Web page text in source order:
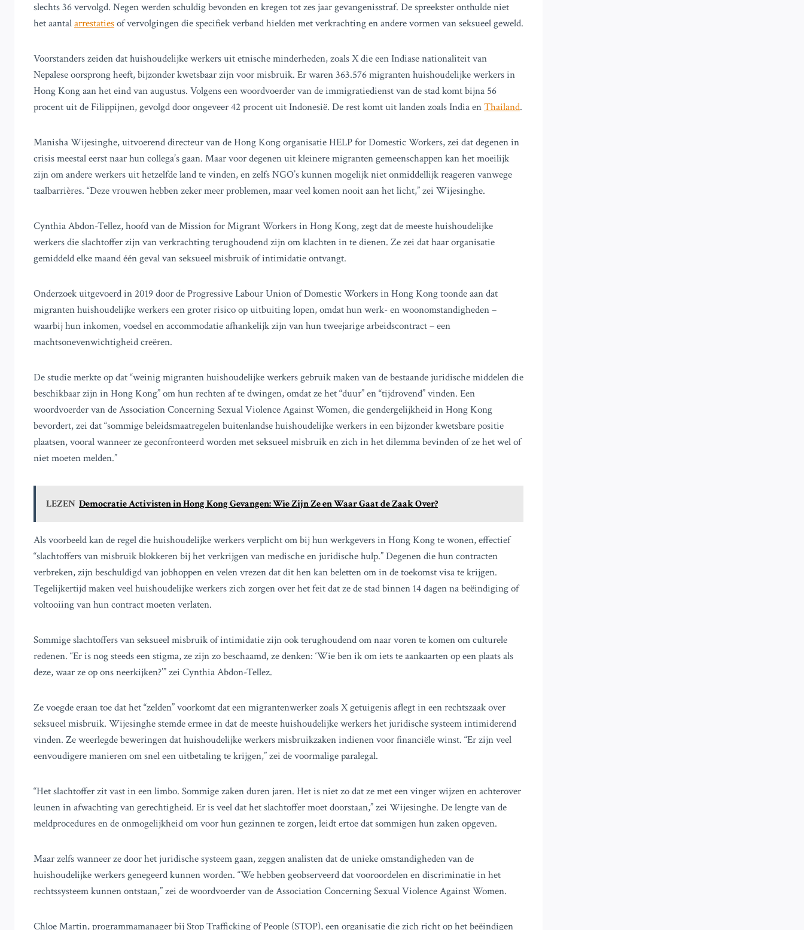
slechts 36 vervolgd. Negen werden schuldig bevonden en kregen tot zes jaar gevangenisstraf. De spreekster onthulde niet
het aantalarrestatiesof vervolgingen die specifiek verband hielden met verkrachting en andere vormen van seksueel geweld.
Voorstanders zeiden dat huishoudelijke werkers uit etnische minderheden, zoals X die een Indiase nationaliteit van
Nepalese oorsprong heeft, bijzonder kwetsbaar zijn voor misbruik. Er waren 363.576 migranten huishoudelijke werkers in
Hong Kong aan het eind van augustus. Volgens een woordvoerder van de immigratiedienst van de stad komt bijna 56
procent uit de Filippijnen, gevolgd door ongeveer 42 procent uit Indonesië. De rest komt uit landen zoals India enThailand.
Manisha Wijesinghe, uitvoerend directeur van de Hong Kong organisatie HELP for Domestic Workers, zei dat degenen in
crisis meestal eerst naar hun collega’s gaan. Maar voor degenen uit kleinere migranten gemeenschappen kan het moeilijk
zijn om andere werkers uit hetzelfde land te vinden, en zelfs NGO’s kunnen mogelijk niet onmiddellijk reageren vanwege
taalbarrières. “Deze vrouwen hebben zeker meer problemen, maar veel komen nooit aan het licht,” zei Wijesinghe.
Cynthia Abdon-Tellez, hoofd van de Mission for Migrant Workers in Hong Kong, zegt dat de meeste huishoudelijke
werkers die slachtoffer zijn van verkrachting terughoudend zijn om klachten in te dienen. Ze zei dat haar organisatie
gemiddeld elke maand één geval van seksueel misbruik of intimidatie ontvangt.
Onderzoek uitgevoerd in 2019 door de Progressive Labour Union of Domestic Workers in Hong Kong toonde aan dat
migranten huishoudelijke werkers een groter risico op uitbuiting lopen, omdat hun werk- en woonomstandigheden –
waarbij hun inkomen, voedsel en accommodatie afhankelijk zijn van hun tweejarige arbeidscontract – een
machtsonevenwichtigheid creëren.
De studie merkte op dat “weinig migranten huishoudelijke werkers gebruik maken van de bestaande juridische middelen die
beschikbaar zijn in Hong Kong” om hun rechten af te dwingen, omdat ze het “duur” en “tijdrovend” vinden. Een
woordvoerder van de Association Concerning Sexual Violence Against Women, die gendergelijkheid in Hong Kong
bevordert, zei dat “sommige beleidsmaatregelen buitenlandse huishoudelijke werkers in een bijzonder kwetsbare positie
plaatsen, vooral wanneer ze geconfronteerd worden met seksueel misbruik en zich in het dilemma bevinden of ze het wel of
niet moeten melden.”
LEZEN Democratie Activisten in Hong Kong Gevangen: Wie Zijn Ze en Waar Gaat de Zaak Over?
Als voorbeeld kan de regel die huishoudelijke werkers verplicht om bij hun werkgevers in Hong Kong te wonen, effectief
“slachtoffers van misbruik blokkeren bij het verkrijgen van medische en juridische hulp.” Degenen die hun contracten
verbreken, zijn beschuldigd van jobhoppen en velen vrezen dat dit hen kan beletten om in de toekomst visa te krijgen.
Tegelijkertijd maken veel huishoudelijke werkers zich zorgen over het feit dat ze de stad binnen 14 dagen na beëindiging of
voltooiing van hun contract moeten verlaten.
Sommige slachtoffers van seksueel misbruik of intimidatie zijn ook terughoudend om naar voren te komen om culturele
redenen. “Er is nog steeds een stigma, ze zijn zo beschaamd, ze denken: ‘Wie ben ik om iets te aankaarten op een plaats als
deze, waar ze op ons neerkijken?’” zei Cynthia Abdon-Tellez.
Ze voegde eraan toe dat het “zelden” voorkomt dat een migrantenwerker zoals X getuigenis aflegt in een rechtszaak over
seksueel misbruik. Wijesinghe stemde ermee in dat de meeste huishoudelijke werkers het juridische systeem intimiderend
vinden. Ze weerlegde beweringen dat huishoudelijke werkers misbruikzaken indienen voor financiële winst. “Er zijn veel
eenvoudigere manieren om snel een uitbetaling te krijgen,” zei de voormalige paralegal.
“Het slachtoffer zit vast in een limbo. Sommige zaken duren jaren. Het is niet zo dat ze met een vinger wijzen en achterover
leunen in afwachting van gerechtigheid. Er is veel dat het slachtoffer moet doorstaan,” zei Wijesinghe. De lengte van de
meldprocedures en de onmogelijkheid om voor hun gezinnen te zorgen, leidt ertoe dat sommigen hun zaken opgeven.
Maar zelfs wanneer ze door het juridische systeem gaan, zeggen analisten dat de unieke omstandigheden van de
huishoudelijke werkers genegeerd kunnen worden. “We hebben geobserveerd dat vooroordelen en discriminatie in het
rechtssysteem kunnen ontstaan,” zei de woordvoerder van de Association Concerning Sexual Violence Against Women.
Chloe Martin, programmamanager bij Stop Trafficking of People (STOP), een organisatie die zich richt op het beëindigen